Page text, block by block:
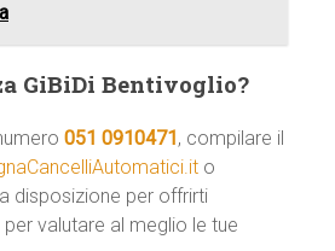
GiBiDi Bentivoglio?
051 0910471, compilare il
o
disposizione per offrirti
valutare al meglio le tue